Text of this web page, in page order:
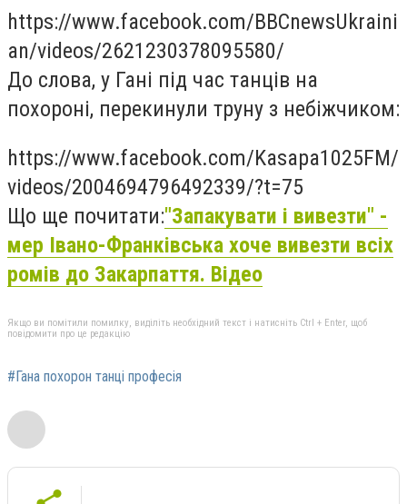
https://www.facebook.com/BBCnewsUkraini
an/videos/2621230378095580/
До слова, у Гані під час танців на
похороні, перекинули труну з небіжчиком:
https://www.facebook.com/Kasapa1025FM/
videos/2004694796492339/?t=75
Що ще почитати:"Запакувати і вивезти" -
мер Івано-Франківська хоче вивезти всіх
ромів до Закарпаття. Відео
Якщо ви помітили помилку, виділіть необхідний текст і натисніть Ctrl + Enter, щоб
повідомити про це редакцію
#Гана похорон танці професія